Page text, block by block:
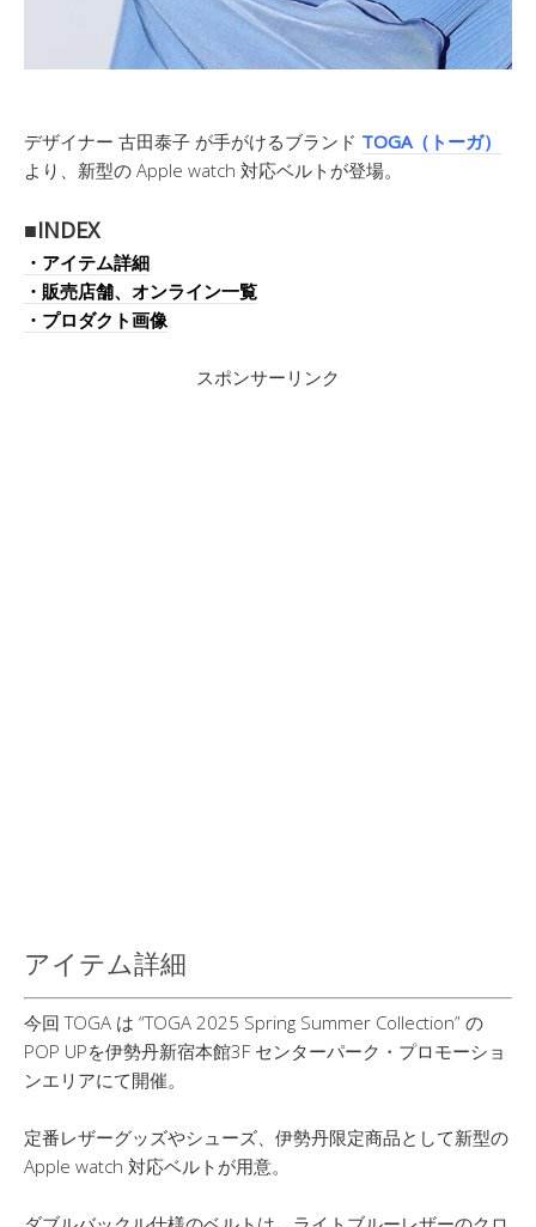
デザイナー 古田泰子 が手がけるブランド TOGA（トーガ）
より、新型の Apple watch 対応ベルトが登場。
■INDEX
・アイテム詳細
・販売店舗、オンライン一覧
・プロダクト画像
スポンサーリンク
アイテム詳細
今回 TOGA は “TOGA 2025 Spring Summer Collection” の
POP UPを伊勢丹新宿本館3F センターパーク・プロモーショ
ンエリアにて開催。
定番レザーグッズやシューズ、伊勢丹限定商品として新型の
Apple watch 対応ベルトが用意。